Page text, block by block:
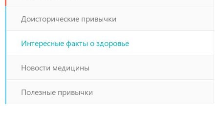
Доисторические привычки
Интересные факты о здоровье
Новости медицины
Полезные привычки